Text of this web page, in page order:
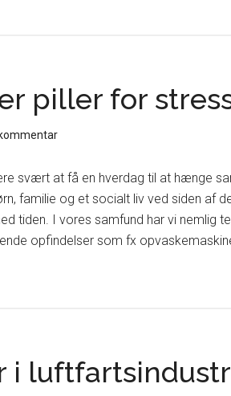
piller for
svært at få en hverdag til at hænge
familie og et socialt liv ved siden af
tiden. I vores samfund har vi nemlig
opfindelser som fx
i